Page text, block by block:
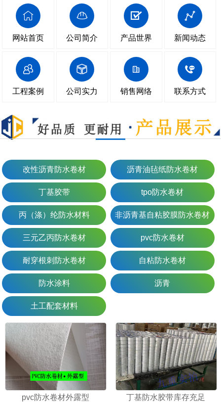
1 2 3
网站首页 公司简介 产品世界 新闻动态
工程案例 公司实力 销售网络 联系方式
改性沥青防水卷材 沥青油毡纸防水卷材
丁基胶带 tpo防水卷材
丙（涤）纶防水材料 非沥青基自粘胶膜防水卷材
三元乙丙防水卷材 pvc防水卷材
耐穿根刺防水卷材 自粘防水卷材
防水涂料 沥青
土工配套材料
pvc防水卷材外露型 丁基防水胶带库存充足